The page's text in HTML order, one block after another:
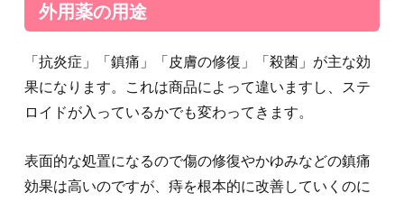
外用薬の用途
「抗炎症」「鎮痛」「皮膚の修復」「殺菌」が主な効
果になります。これは商品によって違いますし、ステ
ロイドが入っているかでも変わってきます。
表面的な処置になるので傷の修復やかゆみなどの鎮痛
効果は高いのですが、痔を根本的に改善していくのに